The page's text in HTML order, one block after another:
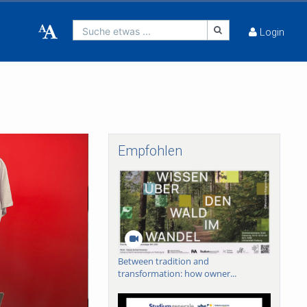
Suche etwas ... Login
Empfohlen
Between tradition and
transformation: how owner...